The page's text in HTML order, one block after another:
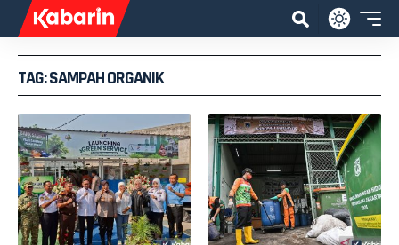
TAG: SAMPAH ORGANIK